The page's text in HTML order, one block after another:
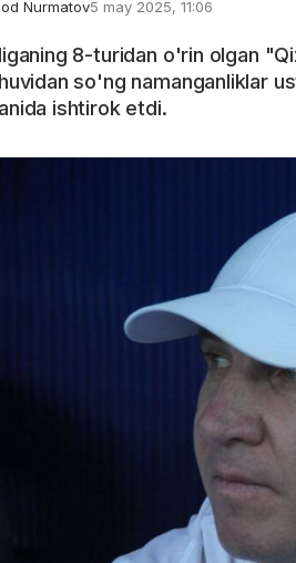
Nurmatov5 may 2025, 11:06
8-turidan o'rin olgan
so'ng namanganliklar
ishtirok etdi.